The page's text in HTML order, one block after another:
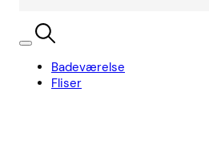
Badeværelse
Fliser